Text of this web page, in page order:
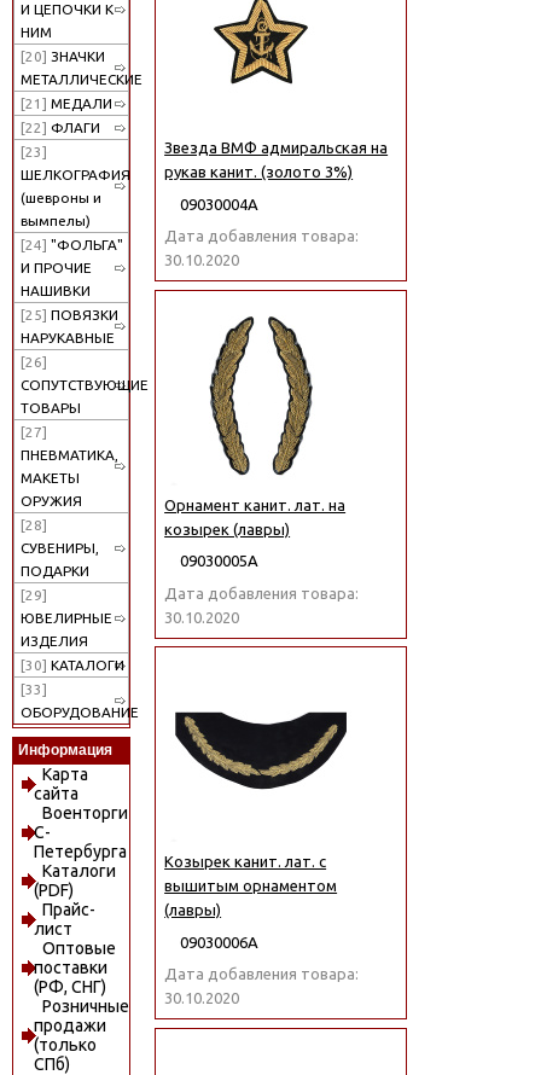
И ЦЕПОЧКИ К
НИМ
[20] ЗНАЧКИ
МЕТАЛЛИЧЕСКИЕ
[21] МЕДАЛИ
[22] ФЛАГИ
[23]
ШЕЛКОГРАФИЯ
(шевроны и
вымпелы)
[24] "ФОЛЬГА"
И ПРОЧИЕ
НАШИВКИ
[25] ПОВЯЗКИ
НАРУКАВНЫЕ
[26]
СОПУТСТВУЮЩИЕ
ТОВАРЫ
[27]
ПНЕВМАТИКА,
МАКЕТЫ
ОРУЖИЯ
[28]
СУВЕНИРЫ,
ПОДАРКИ
[29]
ЮВЕЛИРНЫЕ
ИЗДЕЛИЯ
[30] КАТАЛОГИ
[33]
ОБОРУДОВАНИЕ
Информация
Карта
сайта
Военторги
С-
Петербурга
Каталоги
(PDF)
Прайс-
лист
Оптовые
поставки
(РФ, СНГ)
Розничные
продажи
(только
СПб)
Звезда ВМФ адмиральская на
рукав канит. (золото 3%)
09030004А
Дата добавления товара:
30.10.2020
Орнамент канит. лат. на
козырек (лавры)
09030005А
Дата добавления товара:
30.10.2020
Козырек канит. лат. с
вышитым орнаментом
(лавры)
09030006А
Дата добавления товара:
30.10.2020